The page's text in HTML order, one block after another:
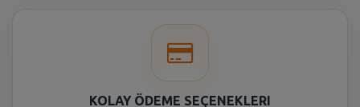
KOLAY ÖDEME SEÇENEKLERI